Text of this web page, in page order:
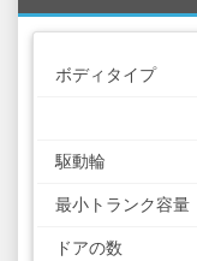
ボディタイプ
駆動輪
最小トランク容量
ドアの数